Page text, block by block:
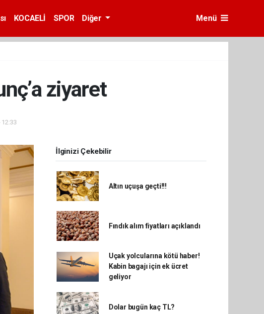
KOCAELİ SPOR Diğer Menü
ziyaret
12:33
İlginizi Çekebilir
Altın uçuşa geçti!!!
Fındık alım fiyatları açıklandı
Uçak yolcularına kötü haber!
Kabin bagajı için ek ücret
geliyor
Dolar bugün kaç TL?